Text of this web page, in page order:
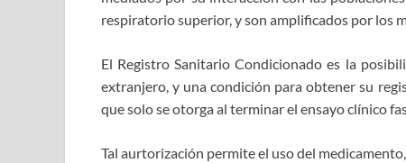
respiratorio superior, y son amplificados por los
El Registro Sanitario Condicionado es la
extranjero, y una condición para obtener su
que solo se otorga al terminar el ensayo clínico
Tal aurtorización permite el uso del